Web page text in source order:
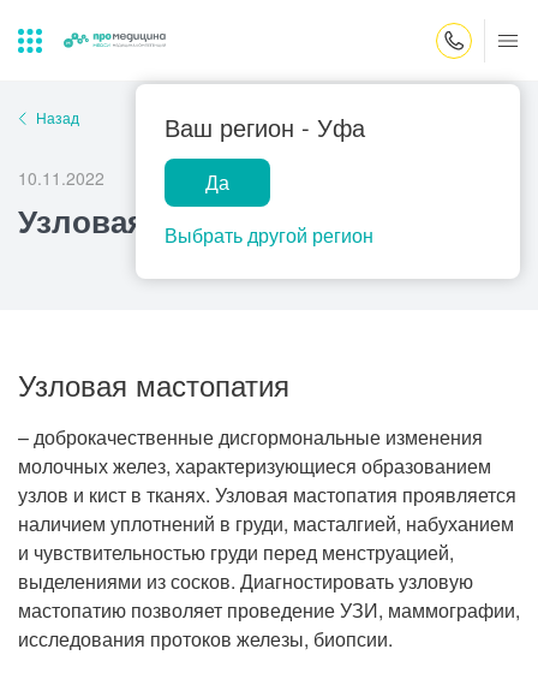
Ваш регион - Уфа
Да
Выбрать другой регион
Лабораторная
диагностика
ПроМедицина
онлайн
на дому
Закрыть поиск
Популярные запросы
Прием врача-гинеколога
Прием врача-уролога
Прием врача-стоматолога
Прием врача-кардиолога
Рентгенология
Назад
10.11.2022
Узловая мастопатия
Узловая мастопатия
– доброкачественные дисгормональные изменения
молочных желез, характеризующиеся образованием
узлов и кист в тканях. Узловая мастопатия проявляется
наличием уплотнений в груди, масталгией, набуханием
и чувствительностью груди перед менструацией,
выделениями из сосков. Диагностировать узловую
мастопатию позволяет проведение УЗИ, маммографии,
исследования протоков железы, биопсии.